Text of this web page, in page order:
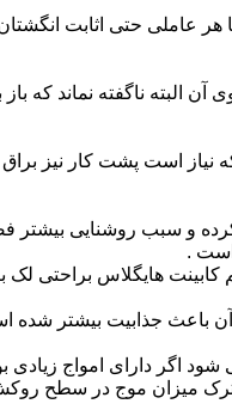
عاملی حتی اثابت
البته ناگفته نماند که
است پشت کار نیز براق
و سبب روشنایی بیشتر
.
هایگلاس براحتی
آن باعث جذابیت بیشتر شده
می شود اگر دارای امواج
و ترک میزان موج در